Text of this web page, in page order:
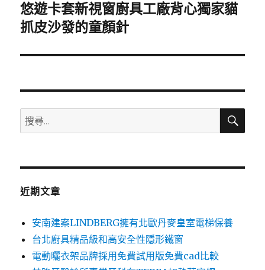
下
一
文
悠遊卡套新視窗廚具工廠背心獨家貓
抓皮沙發的童顏針
搜
尋
鍵
搜
近期文章
安南建案LINDBERG擁有北歐丹麥皇室電梯保養
台北廚具精品級和高安全性隱形鐵窗
電動曬衣架品牌採用免費試用版免費cad比較